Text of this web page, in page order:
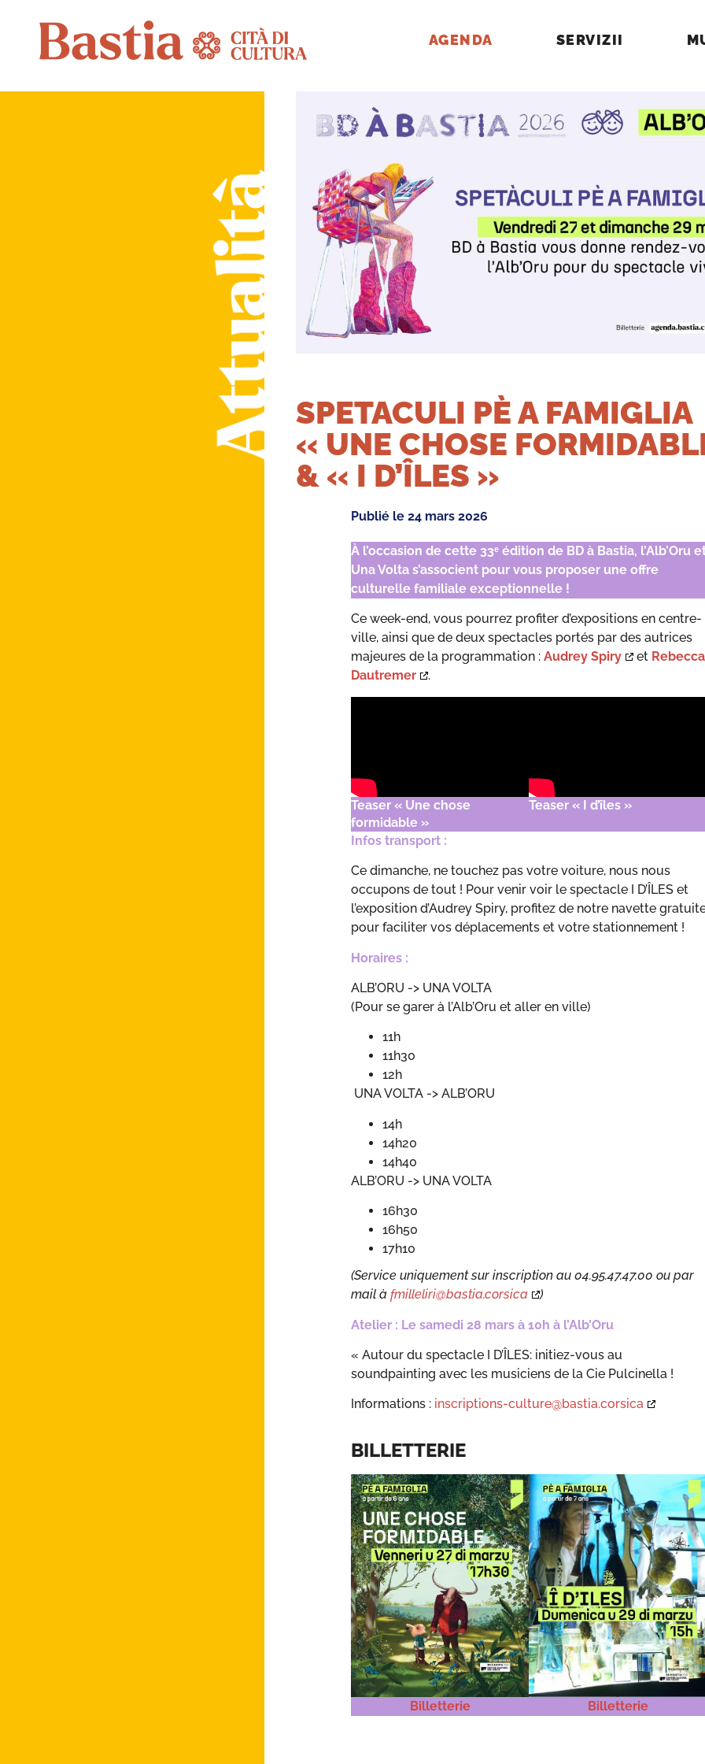
AGENDA SERVIZII
SPETACULI PÈ A FAMIGLIA
« UNE CHOSE
& « I D’ÎLES »
Publié le 24 mars 2026
À l’occasion de cette 33ᵉ édition de BD à Bastia, l’Alb’Oru
Una Volta s’associent pour vous proposer une offre
culturelle familiale exceptionnelle !
Ce week-end, vous pourrez profiter d’expositions en centre-
ville, ainsi que de deux spectacles portés par des autrices
majeures de la programmation : Audrey Spiry et Rebecca
Dautremer
.
Teaser « Une chose
formidable »
Teaser « I d’îles »
Infos transport :
Ce dimanche, ne touchez pas votre voiture, nous nous
occupons de tout ! Pour venir voir le spectacle I D’ÎLES et
l’exposition d’Audrey Spiry, profitez de notre navette
pour faciliter vos déplacements et votre stationnement !
Horaires :
ALB’ORU -> UNA VOLTA
(Pour se garer à l’Alb’Oru et aller en ville)
11h
11h30
12h
UNA VOLTA -> ALB’ORU
14h
14h20
14h40
ALB’ORU -> UNA VOLTA
16h30
16h50
17h10
(Service uniquement sur inscription au 04.95.47.47.00 ou par
mail à fmilleliri@bastia.corsica )
Atelier : Le samedi 28 mars à 10h à l’Alb’Oru
« Autour du spectacle I D’ÎLES: initiez-vous au
soundpainting avec les musiciens de la Cie Pulcinella !
Informations : inscriptions-culture@bastia.corsica
BILLETTERIE
Billetterie Billetterie